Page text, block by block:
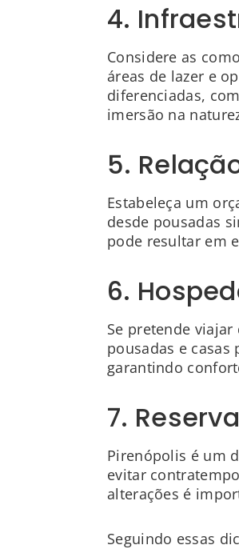
4.
Considere as
áreas de lazer e
diferenciadas,
imersão na
5.
Estabeleça um
desde pousadas
pode resultar em
6.
Se pretende
pousadas e
garantindo
7.
Pirenópolis é um
evitar
alterações é
Seguindo essas